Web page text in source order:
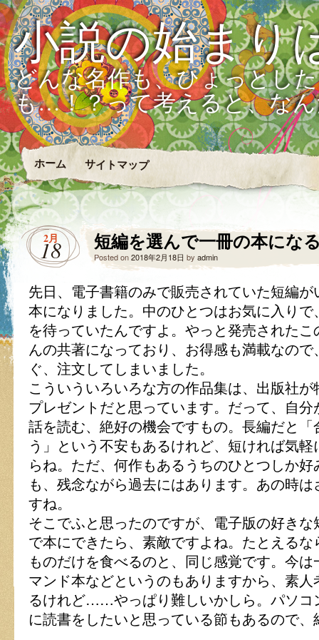
小説の始まり
どんな名作も、ひょっとし
も…！？って考えると、な
ホーム サイトマップ
2月
18 短編を選んで一冊の本にな
Posted on2018年2月18日 by admin
先日、電子書籍のみで販売されていた短編
本になりました。中のひとつはお気に入り
を待っていたんですよ。やっと発売された
んの共著になっており、お得感も満載なの
ぐ、注文してしまいました。
こういういろいろな方の作品集は、出版社
プレゼントだと思っています。だって、自
話を読む、絶好の機会ですもの。長編だと
う」という不安もあるけれど、短ければ気
らね。ただ、何作もあるうちのひとつしか
も、残念ながら過去にはあります。あの時
すね。
そこでふと思ったのですが、電子版の好き
で本にできたら、素敵ですよね。たとえる
ものだけを食べるのと、同じ感覚です。今
マンド本などというのもありますから、素
るけれど……やっぱり難しいかしら。パソコ
に読書をしたいと思っている節もあるので